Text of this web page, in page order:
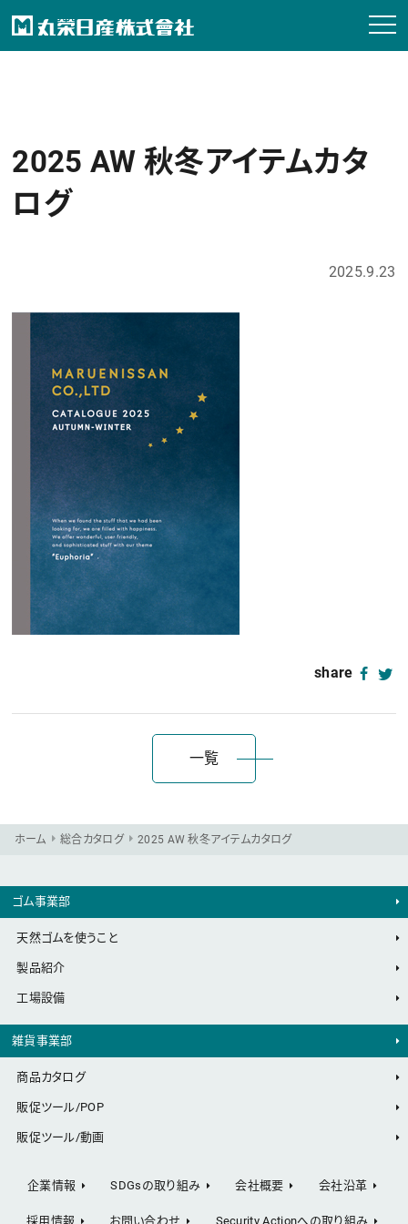
2025 AW 秋冬アイテムカタ
ログ
2025.9.23
share
一覧
ホーム 総合カタログ 2025 AW 秋冬アイテムカタログ
ゴム事業部
天然ゴムを使うこと
製品紹介
工場設備
雑貨事業部
商品カタログ
販促ツール/POP
販促ツール/動画
企業情報 SDGsの取り組み 会社概要 会社沿革
採用情報 お問い合わせ Security Actionへの取り組み